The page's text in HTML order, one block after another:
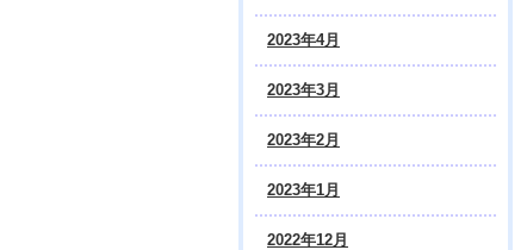
2023年4月
2023年3月
2023年2月
2023年1月
2022年12月